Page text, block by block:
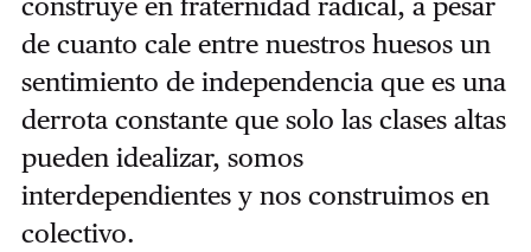
de cuanto cale entre nuestros huesos un
sentimiento de independencia que es una
derrota constante que solo las clases altas
pueden idealizar, somos
interdependientes y nos construimos en
colectivo.